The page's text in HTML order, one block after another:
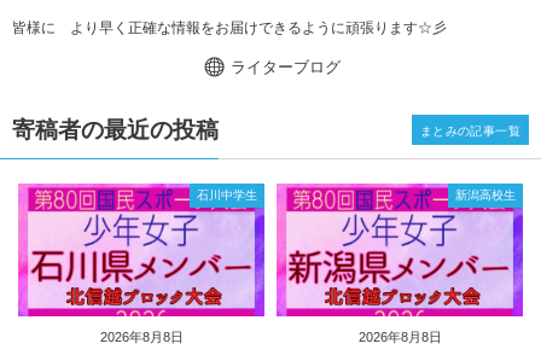
皆様に より早く正確な情報をお届けできるように頑張ります☆彡
ライターブログ
寄稿者の最近の投稿
2026年8月8日
石川中学生
2026年8月8日
新潟高校生
まとみの記事一覧